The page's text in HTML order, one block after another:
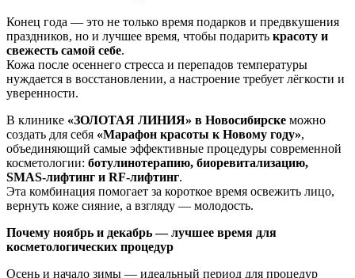
Конец года — это не только время подарков и предвкушения
праздников, но и лучшее время, чтобы подарить красоту и
свежесть самой себе.
Кожа после осеннего стресса и перепадов температуры
нуждается в восстановлении, а настроение требует лёгкости и
уверенности.
В клинике «ЗОЛОТАЯ ЛИНИЯ» в Новосибирске можно
создать для себя «Марафон красоты к Новому году»,
объединяющий самые эффективные процедуры современной
косметологии: ботулинотерапию, биоревитализацию,
SMAS-лифтинг и RF-лифтинг.
Эта комбинация помогает за короткое время освежить лицо,
вернуть коже сияние, а взгляду — молодость.
Почему ноябрь и декабрь — лучшее время для
косметологических процедур
Осень и начало зимы — идеальный период для процедур